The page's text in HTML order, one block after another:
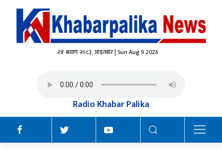
२४ श्रावण २०८३, आइतबार | Sun Aug 9 2026
Radio Khabar Palika